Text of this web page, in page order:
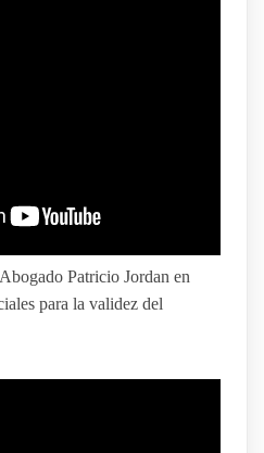
Patricio Jordan en
para la validez del